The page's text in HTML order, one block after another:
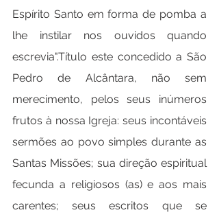
Espírito Santo em forma de pomba a
lhe instilar nos ouvidos quando
escrevia".Título este concedido a São
Pedro de Alcântara, não sem
merecimento, pelos seus inúmeros
frutos à nossa Igreja: seus incontáveis
sermões ao povo simples durante as
Santas Missões; sua direção espiritual
fecunda a religiosos (as) e aos mais
carentes; seus escritos que se